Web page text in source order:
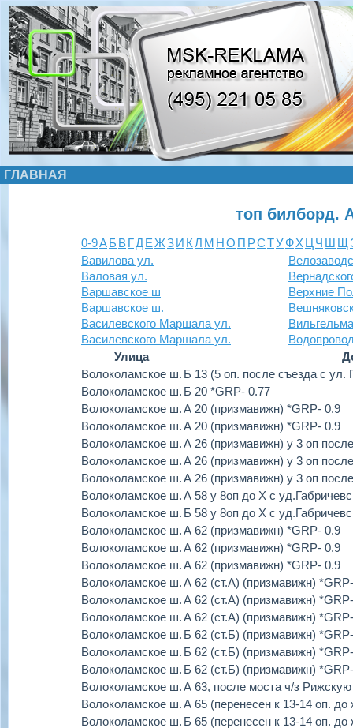
ГЛАВНАЯ
топ билборд.
0-9АБ ВГДЕЖЗИ КЛ М НО П РСТУФХ Ц Ч Ш Щ
Вавилова ул.
Валовая ул.
Варшавское ш
Варшавское ш.
Василевского Маршала ул.
Василевского Маршала ул.
Верхние
Улица
Волоколамское ш. Б 13 (5 оп. после съезда с
Волоколамское ш. Б 20 *GRP- 0.77
Волоколамское ш.А 20 (призмавижн) *GRP- 0.9
Волоколамское ш.А 20 (призмавижн) *GRP- 0.9
Волоколамское ш.А 26 (призмавижн) у 3 оп
Волоколамское ш.А 26 (призмавижн) у 3 оп
Волоколамское ш.А 26 (призмавижн) у 3 оп
Волоколамское ш.А 58 у 8оп до Х с
Волоколамское ш. Б 58 у 8оп до Х с
Волоколамское ш.А 62 (призмавижн) *GRP- 0.9
Волоколамское ш.А 62 (призмавижн) *GRP- 0.9
Волоколамское ш.А 62 (призмавижн) *GRP- 0.9
Волоколамское ш.А 62 (ст.А) (призмавижн)
Волоколамское ш.А 62 (ст.А) (призмавижн)
Волоколамское ш.А 62 (ст.А) (призмавижн)
Волоколамское ш. Б 62 (ст.Б) (призмавижн)
Волоколамское ш. Б 62 (ст.Б) (призмавижн)
Волоколамское ш. Б 62 (ст.Б) (призмавижн)
Волоколамское ш.А 63, после моста ч/з
Волоколамское ш.А 65 (перенесен к 13-14 оп.
Волоколамское ш. Б 65 (перенесен к 13-14 оп.